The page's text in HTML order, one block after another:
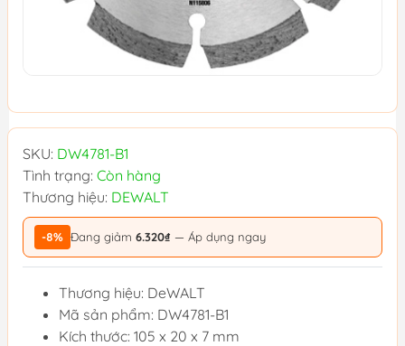
SKU: DW4781-B1
Tình trạng: Còn hàng
Thương hiệu: DEWALT
-8% Đang giảm 6.320₫ — Áp dụng ngay
Thương hiệu: DeWALT
Mã sản phẩm: DW4781-B1
Kích thước: 105 x 20 x 7 mm